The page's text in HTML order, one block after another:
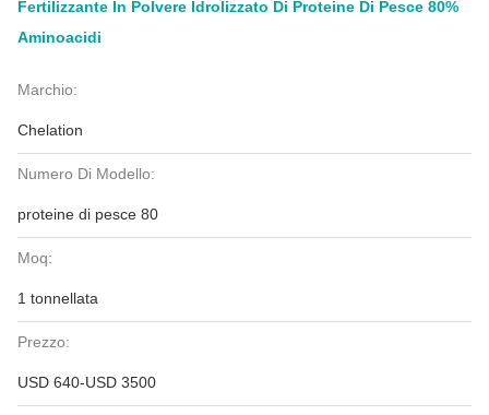
Fertilizzante In Polvere Idrolizzato Di Proteine Di Pesce 80%
Aminoacidi
Marchio:
Chelation
Numero Di Modello:
proteine di pesce 80
Moq:
1 tonnellata
Prezzo:
USD 640-USD 3500